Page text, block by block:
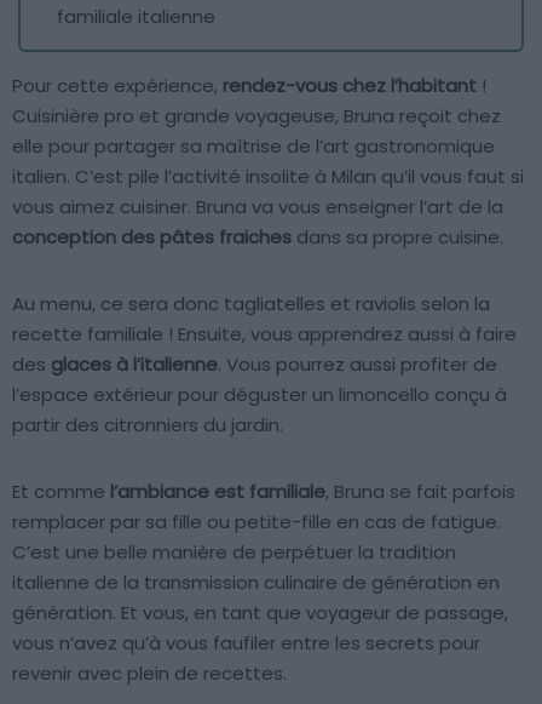
familiale italienne
Pour cette expérience, rendez-vous chez l’habitant !
Cuisinière pro et grande voyageuse, Bruna reçoit chez
elle pour partager sa maîtrise de l’art gastronomique
italien. C’est pile l’activité insolite à Milan qu’il vous faut si
vous aimez cuisiner. Bruna va vous enseigner l’art de la
conception des pâtes fraiches dans sa propre cuisine.
Au menu, ce sera donc tagliatelles et raviolis selon la
recette familiale ! Ensuite, vous apprendrez aussi à faire
des glaces à l’italienne. Vous pourrez aussi profiter de
l’espace extérieur pour déguster un limoncello conçu à
partir des citronniers du jardin.
Et comme l’ambiance est familiale, Bruna se fait parfois
remplacer par sa fille ou petite-fille en cas de fatigue.
C’est une belle manière de perpétuer la tradition
italienne de la transmission culinaire de génération en
génération. Et vous, en tant que voyageur de passage,
vous n’avez qu’à vous faufiler entre les secrets pour
revenir avec plein de recettes.